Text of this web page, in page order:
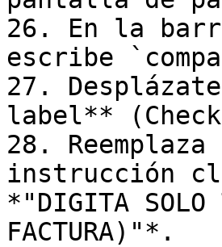
26. En la
escribe
27.
label**
28.
instrucción
*"DIGITA SOLO
FACTURA)"*.